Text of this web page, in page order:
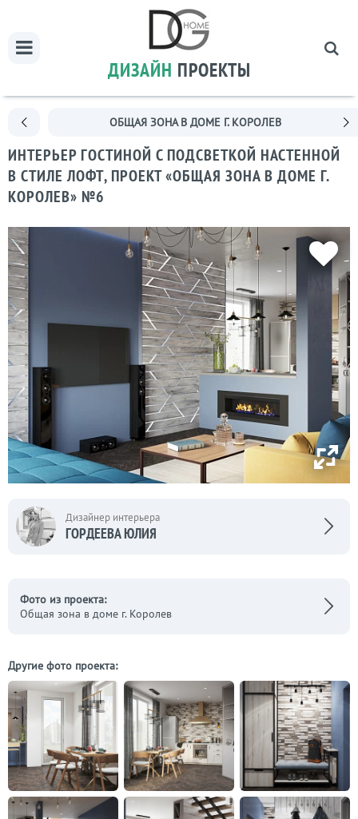
ДИЗАЙН ПРОЕКТЫ
ОБЩАЯ ЗОНА В ДОМЕ Г. КОРОЛЕВ
ИНТЕРЬЕР ГОСТИНОЙ С ПОДСВЕТКОЙ НАСТЕННОЙ
В СТИЛЕ ЛОФТ, ПРОЕКТ «ОБЩАЯ ЗОНА В ДОМЕ Г.
КОРОЛЕВ» №6
Дизайнер интерьера
ГОРДЕЕВА ЮЛИЯ
Фото из проекта:
Общая зона в доме г. Королев
Другие фото проекта: